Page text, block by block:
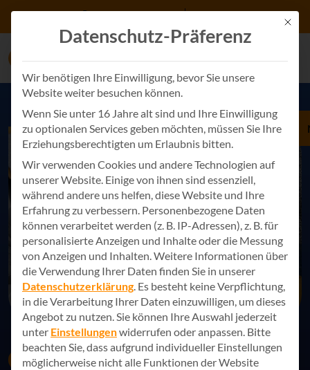
Zum Inhalt springen
News 08. Mai 2024
Mit
Datenschutz-Präferenz
Wir benötigen Ihre Einwilligung, bevor Sie unsere
Website weiter besuchen können.
Wenn Sie unter 16 Jahre alt sind und Ihre Einwilligung
zu optionalen Services geben möchten, müssen Sie Ihre
Erziehungsberechtigten um Erlaubnis bitten.
Wir verwenden Cookies und andere Technologien auf
unserer Website. Einige von ihnen sind essenziell,
während andere uns helfen, diese Website und Ihre
Erfahrung zu verbessern. Personenbezogene Daten
können verarbeitet werden (z. B. IP-Adressen), z. B. für
personalisierte Anzeigen und Inhalte oder die Messung
von Anzeigen und Inhalten.Weitere Informationen über
die Verwendung Ihrer Daten finden Sie in unserer
Datenschutzerklärung. Es besteht keine Verpflichtung,
in die Verarbeitung Ihrer Daten einzuwilligen, um dieses
Angebot zu nutzen.Sie können Ihre Auswahl jederzeit
unter Einstellungenwiderrufen oder anpassen. Bitte
beachten Sie, dass aufgrund individueller Einstellungen
möglicherweise nicht alle Funktionen der Website